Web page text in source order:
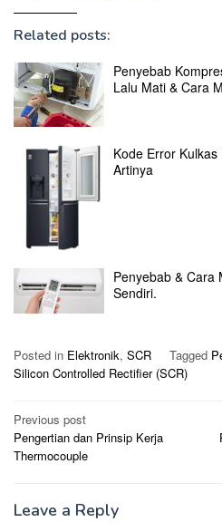
Related posts:
Penyebab
Lalu Mati & Cara
Kode Error
Artinya
Penyebab & Cara
Sendiri.
Posted in Elektronik, SCR Tagged
Silicon Controlled Rectifier (SCR)
Post
navigation
Previous post
Pengertian dan Prinsip Kerja
Thermocouple
Leave a Reply